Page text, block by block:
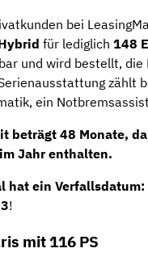
bei
für lediglich 148
und wird bestellt,
zählt
ein
beträgt 48 Monate,
Jahrenthalten.
hat ein
!
mit 116 PS